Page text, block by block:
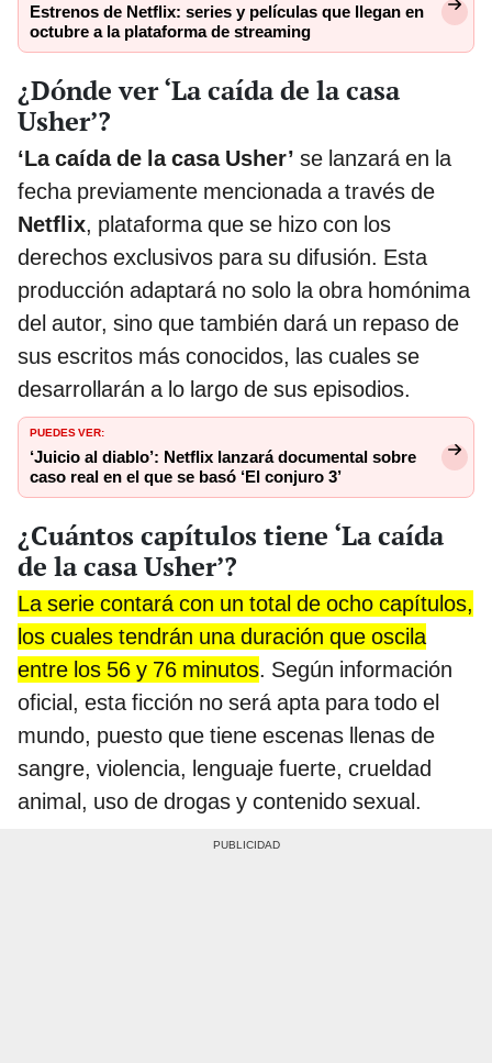
Estrenos de Netflix: series y películas que llegan en
octubre a la plataforma de streaming
¿Dónde ver ‘La caída de la casa
Usher’?
‘La caída de la casa Usher’ se lanzará en la
fecha previamente mencionada a través de
Netflix, plataforma que se hizo con los
derechos exclusivos para su difusión. Esta
producción adaptará no solo la obra homónima
del autor, sino que también dará un repaso de
sus escritos más conocidos, las cuales se
desarrollarán a lo largo de sus episodios.
PUEDES VER:
‘Juicio al diablo’: Netflix lanzará documental sobre
caso real en el que se basó ‘El conjuro 3’
¿Cuántos capítulos tiene ‘La caída
de la casa Usher’?
La serie contará con un total de ocho capítulos,
los cuales tendrán una duración que oscila
entre los 56 y 76 minutos. Según información
oficial, esta ficción no será apta para todo el
mundo, puesto que tiene escenas llenas de
sangre, violencia, lenguaje fuerte, crueldad
animal, uso de drogas y contenido sexual.